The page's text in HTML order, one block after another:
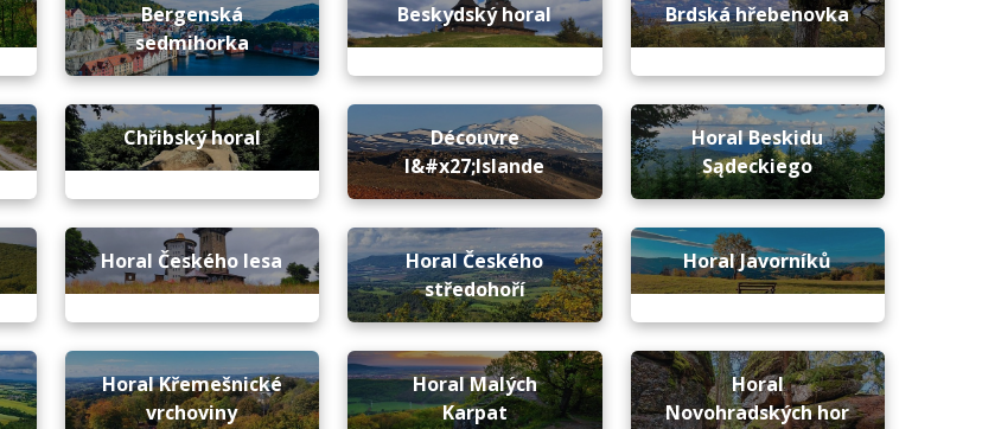
Bergenská
sedmihorka
Beskydský horal Brdská hřebenovka
Chřibský horal
Découvre
l&#x27;Islande
Horal Beskidu
Sądeckiego
Horal Českého lesa
Horal Českého
středohoří
Horal Javorníků
Horal Křemešnické
vrchoviny
Horal Malých
Karpat
Horal
Novohradských hor